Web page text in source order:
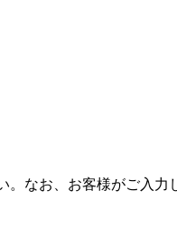
なお、お客様がご入